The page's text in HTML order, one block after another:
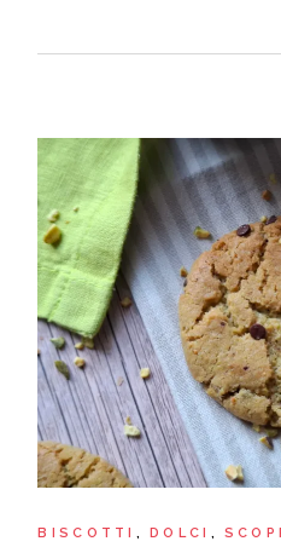
BISCOTTI DOLCI